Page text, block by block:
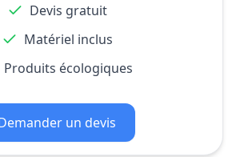
Devis gratuit
Matériel inclus
Produits écologiques
un devis